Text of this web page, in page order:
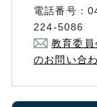
電話番号：
224-5086
教育委
のお問い合